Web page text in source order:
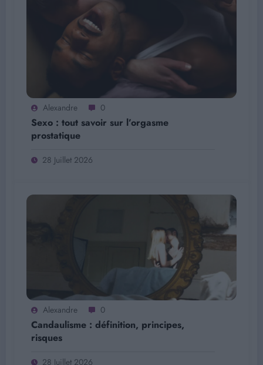
Alexandre 0
Sexo : tout savoir sur l’orgasme
prostatique
28 Juillet 2026
Alexandre 0
Candaulisme : définition, principes,
risques
28 Juillet 2026